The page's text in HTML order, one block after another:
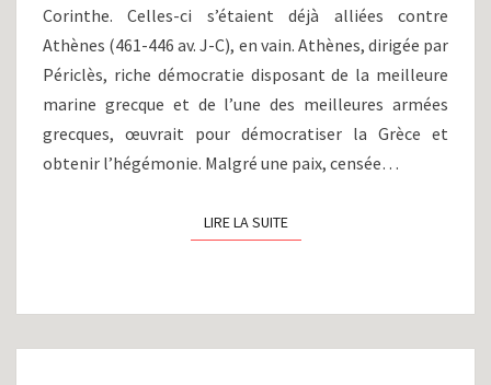
Corinthe. Celles-ci s’étaient déjà alliées contre
Athènes (461-446 av. J-C), en vain. Athènes, dirigée par
Périclès, riche démocratie disposant de la meilleure
marine grecque et de l’une des meilleures armées
grecques, œuvrait pour démocratiser la Grèce et
obtenir l’hégémonie. Malgré une paix, censée…
LIRE LA SUITELIRE LA SUITE